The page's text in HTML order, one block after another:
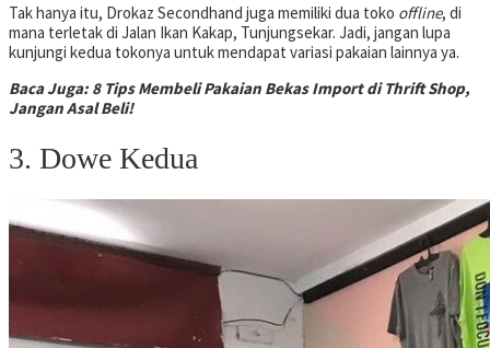
Tak hanya itu, Drokaz Secondhand juga memiliki dua toko offline, di
mana terletak di Jalan Ikan Kakap, Tunjungsekar. Jadi, jangan lupa
kunjungi kedua tokonya untuk mendapat variasi pakaian lainnya ya.
Baca Juga: 8 Tips Membeli Pakaian Bekas Import di Thrift Shop,
Jangan Asal Beli!
3. Dowe Kedua